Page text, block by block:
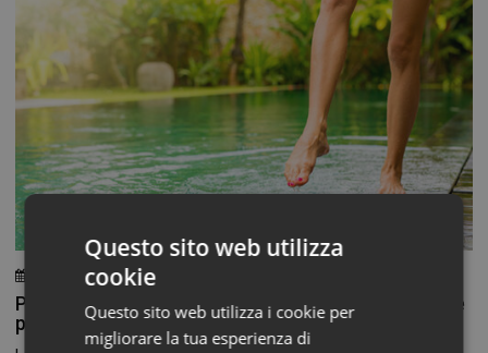
3 Agosto 2026 Chiara Verlato
Piedi morbidi e talloni levigati: la beauty routine che
parte dal basso
Questo sito web utilizza
cookie
Questo sito web utilizza i cookie per
migliorare la tua esperienza di